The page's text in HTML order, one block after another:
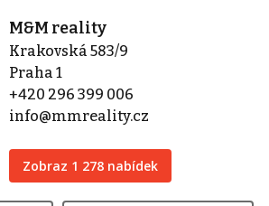
M&M reality
Krakovská 583/9
Praha 1
+420 296 399 006
info@mmreality.cz
Zobraz 1 278 nabídek